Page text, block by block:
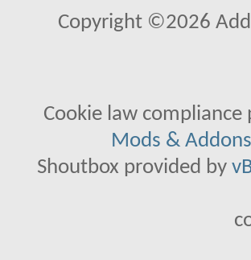
Copyright ©2026
Cookie law compliance
Mods & Addons
Shoutbox provided by